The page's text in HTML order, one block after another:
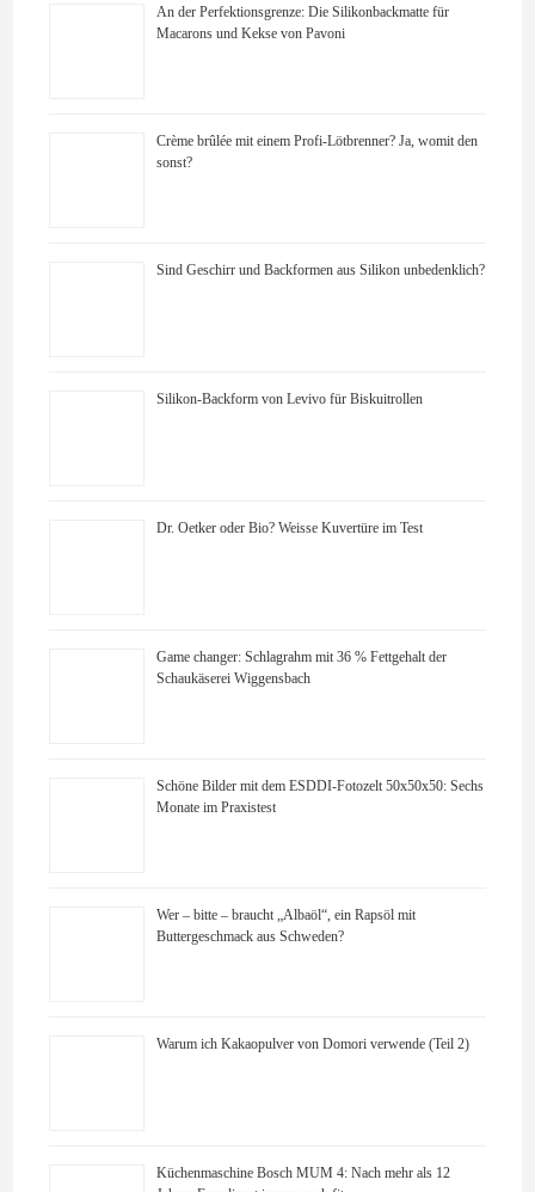
An der Perfektionsgrenze: Die Silikonbackmatte für
Macarons und Kekse von Pavoni
Crème brûlée mit einem Profi-Lötbrenner? Ja, womit den
sonst?
Sind Geschirr und Backformen aus Silikon unbedenklich?
Silikon-Backform von Levivo für Biskuitrollen
Dr. Oetker oder Bio? Weisse Kuvertüre im Test
Game changer: Schlagrahm mit 36 % Fettgehalt der
Schaukäserei Wiggensbach
Schöne Bilder mit dem ESDDI-Fotozelt 50x50x50: Sechs
Monate im Praxistest
Wer – bitte – braucht „Albaöl“, ein Rapsöl mit
Buttergeschmack aus Schweden?
Warum ich Kakaopulver von Domori verwende (Teil 2)
Küchenmaschine Bosch MUM 4: Nach mehr als 12